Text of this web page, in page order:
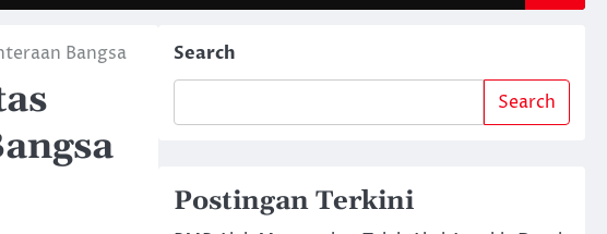
Bangsa Search
Search
Postingan Terkini